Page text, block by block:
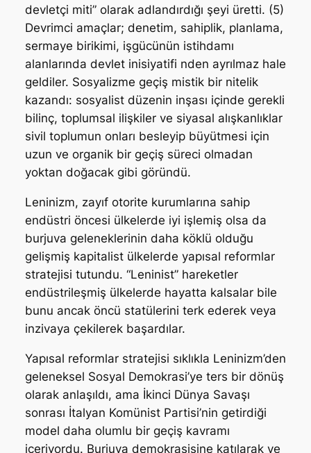
devletçi miti” olarak adlandırdığı şeyi üretti. (5)
Devrimci amaçlar; denetim, sahiplik, planlama,
sermaye birikimi, işgücünün istihdamı
alanlarında devlet inisiyatifi nden ayrılmaz hale
geldiler. Sosyalizme geçiş mistik bir nitelik
kazandı: sosyalist düzenin inşası içinde gerekli
bilinç, toplumsal ilişkiler ve siyasal alışkanlıklar
sivil toplumun onları besleyip büyütmesi için
uzun ve organik bir geçiş süreci olmadan
yoktan doğacak gibi göründü.
Leninizm, zayıf otorite kurumlarına sahip
endüstri öncesi ülkelerde iyi işlemiş olsa da
burjuva geleneklerinin daha köklü olduğu
gelişmiş kapitalist ülkelerde yapısal reformlar
stratejisi tutundu. “Leninist” hareketler
endüstrileşmiş ülkelerde hayatta kalsalar bile
bunu ancak öncü statülerini terk ederek veya
inzivaya çekilerek başardılar.
Yapısal reformlar stratejisi sıklıkla Leninizm’den
geleneksel Sosyal Demokrasi’ye ters bir dönüş
olarak anlaşıldı, ama İkinci Dünya Savaşı
sonrası İtalyan Komünist Partisi’nin getirdiği
model daha olumlu bir geçiş kavramı
içeriyordu. Burjuva demokrasisine katılarak ve